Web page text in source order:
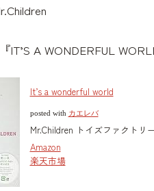
IT’S A WONDERFUL
It’s a wonderful world
posted with カエレバ
Mr.Children トイズファクトリ
Amazon
楽天市場